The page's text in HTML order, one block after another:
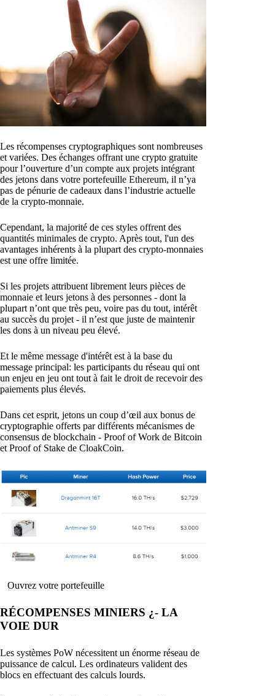
Les récompenses cryptographiques sont nombreuses
et variées. Des échanges offrant une crypto gratuite
pour l’ouverture d’un compte aux projets intégrant
des jetons dans votre portefeuille Ethereum, il n’ya
pas de pénurie de cadeaux dans l’industrie actuelle
de la crypto-monnaie.
Cependant, la majorité de ces styles offrent des
quantités minimales de crypto. Après tout, l'un des
avantages inhérents à la plupart des crypto-monnaies
est une offre limitée.
Si les projets attribuent librement leurs pièces de
monnaie et leurs jetons à des personnes - dont la
plupart n’ont que très peu, voire pas du tout, intérêt
au succès du projet - il n’est que juste de maintenir
les dons à un niveau peu élevé.
Et le même message d'intérêt est à la base du
message principal: les participants du réseau qui ont
un enjeu en jeu ont tout à fait le droit de recevoir des
paiements plus élevés.
Dans cet esprit, jetons un coup d’œil aux bonus de
cryptographie offerts par différents mécanismes de
consensus de blockchain - Proof of Work de Bitcoin
et Proof of Stake de CloakCoin.
Ouvrez votre portefeuille
RÉCOMPENSES MINIERS ¿- LA
VOIE DUR
Les systèmes PoW nécessitent un énorme réseau de
puissance de calcul. Les ordinateurs valident des
blocs en effectuant des calculs lourds.